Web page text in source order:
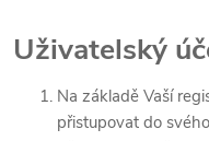
Uživatelský
Na základě Vaší
přistupovat do